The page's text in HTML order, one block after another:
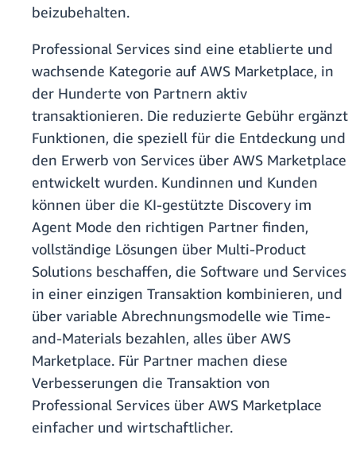
beizubehalten.
Professional Services sind eine etablierte und
wachsende Kategorie auf AWS Marketplace, in
der Hunderte von Partnern aktiv
transaktionieren. Die reduzierte Gebühr ergänzt
Funktionen, die speziell für die Entdeckung und
den Erwerb von Services über AWS Marketplace
entwickelt wurden. Kundinnen und Kunden
können über die KI-gestützte Discovery im
Agent Mode den richtigen Partner finden,
vollständige Lösungen über Multi-Product
Solutions beschaffen, die Software und Services
in einer einzigen Transaktion kombinieren, und
über variable Abrechnungsmodelle wie Time-
and-Materials bezahlen, alles über AWS
Marketplace. Für Partner machen diese
Verbesserungen die Transaktion von
Professional Services über AWS Marketplace
einfacher und wirtschaftlicher.